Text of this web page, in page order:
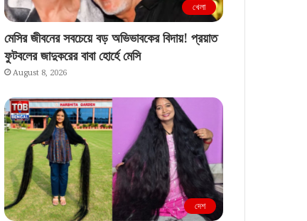
খেলা
মেসির জীবনের সবচেয়ে বড় অভিভাবকের বিদায়! প্রয়াত
ফুটবলের জাদুকরের বাবা হোর্হে মেসি
August 8, 2026
দেশ